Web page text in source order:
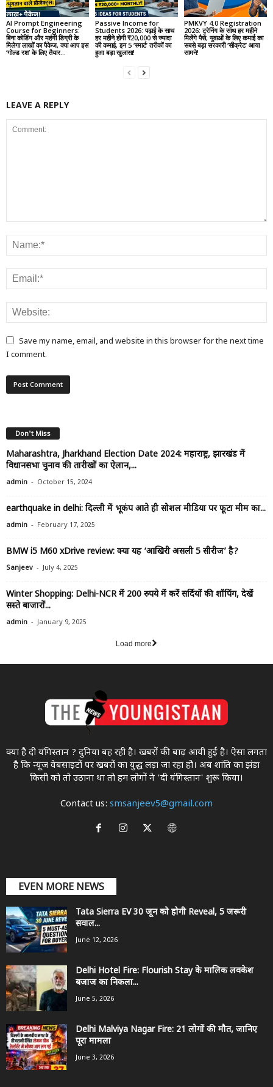
AI Prompt Engineering
Course for Beginners:
बिना कोडिंग और महंगी डिग्री के
मिलेगा लाखों का पैकेज, क्या आप इस
‘गोल्ड रश’ के लिए तैयार...
Passive Income for
Students 2026: पढ़ाई के साथ
हर महीने होगी ₹20,000 से ज्यादा
की कमाई, इन 5 ‘स्मार्ट’ तरीकों का
हुआ बड़ा खुलासा!
PMKVY 4.0 Registration
2026: ट्रेनिंग के साथ हर महीने
मिलेंगे पैसे, युवाओं के लिए कमाई का
सबसे बड़ा सरकारी ‘सीक्रेट’ आया
सामने!
LEAVE A REPLY
Save my name, email, and website in this browser for the next time
I comment.
Don't Miss
Maharashtra, Jharkhand Election Date 2024: महाराष्ट्र, झारखंड में
विधानसभा चुनाव की तारीखों का ऐलान,...
admin - October 15, 2024
earthquake in delhi: दिल्ली में भूकंप आते ही सोशल मीडिया पर फूटा मीम का...
admin - February 17, 2025
BMW i5 M60 xDrive review: क्या यह ‘आखिरी असली 5 सीरीज’ है?
Sanjeev - July 4, 2025
Winter Shopping: Delhi-NCR में 200 रुपये में करें सर्दियों की शॉपिंग, देखें
सस्ते बाजारों...
admin - January 9, 2025
Load more
क्या है दी यंगिस्तान ? दुनिया बह रही है। खबरों की बाढ़ आयी हुई है। ऐसा लगता
है कि न्यूज वेबसाइटों पर खबरों का युद्ध लड़ा जा रहा होे। अब शांति का झंडा
किसी को तो उठाना था ताे हम लोगों ने 'दी यंगिस्तान' शुरू किया।
Contact us: smsanjeev5@gmail.com
EVEN MORE NEWS
Tata Sierra EV 30 जून को होगी Reveal, 5 जरूरी
सवाल...
June 12, 2026
Delhi Hotel Fire: Flourish Stay के मालिक लवकेश
बजाज का निकला...
June 5, 2026
Delhi Malviya Nagar Fire: 21 लोगों की मौत, जानिए
पूरा मामला
June 3, 2026